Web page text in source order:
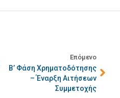
Επόμενο
Β’ Φάση Χρηματοδότησης
– Έναρξη Αιτήσεων
Συμμετοχής